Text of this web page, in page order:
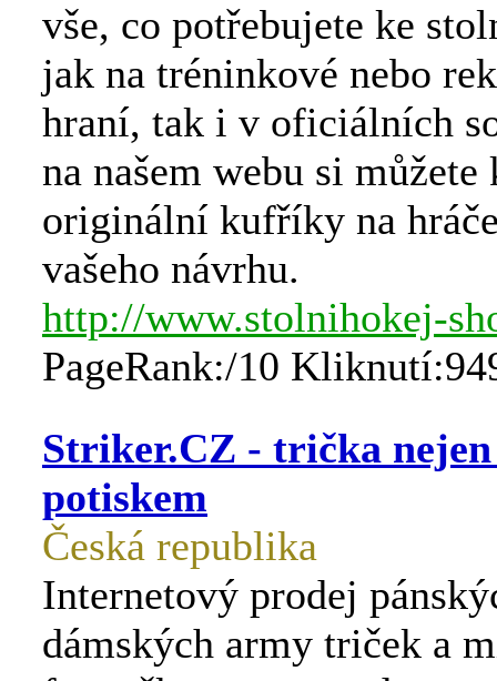
vše, co potřebujete ke
jak na tréninkové nebo
hraní, tak i v oficiálních
na našem webu si můžete
originální kufříky na
vašeho návrhu.
http://www.stolnihokej-
PageRank:/10
Striker.CZ - trička
potiskem
Česká republika
Internetový prodej
dámských army triček a